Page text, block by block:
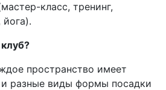
класс, тренинг,
пространство имеет
и разные виды формы посадки